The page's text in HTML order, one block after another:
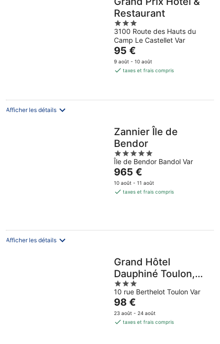
Restaurant
3
out
of
5
3100 Route des Hauts du
Camp Le Castellet Var
Le
prix
est
par
95 €
9 août - 10 août
taxes et frais compris
Afficher les détails
Zannier Île de
Bendor
5
out
of
5
Île de Bendor Bandol Var
Le
prix
est
nuit
965 €
10 août - 11 août
taxes et frais compris
Afficher les détails
Grand Hôtel
Dauphiné Toulon,
Boutique Hôtel &
Suites
3
out
of
5
10 rue Berthelot Toulon Var
Le
prix
est
98 €
23 août - 24 août
taxes et frais compris